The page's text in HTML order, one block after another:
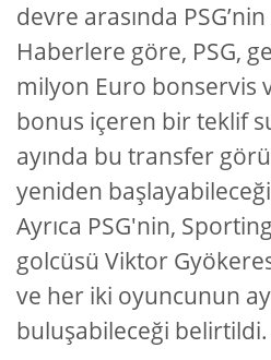
devre arasında
Haberlere göre, PSG,
milyon Euro bonservis
bonus içeren bir teklif
ayında bu transfer
yeniden
Ayrıca PSG'nin,
golcüsü Viktor
ve her iki oyuncunun
buluşabileceği belirtildi.